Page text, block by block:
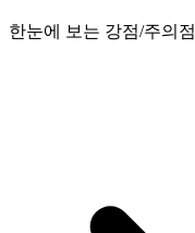
한눈에 보는 강점/주의점